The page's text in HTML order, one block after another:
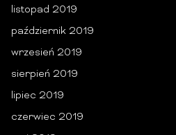
listopad 2019
październik 2019
wrzesień 2019
sierpień 2019
lipiec 2019
czerwiec 2019